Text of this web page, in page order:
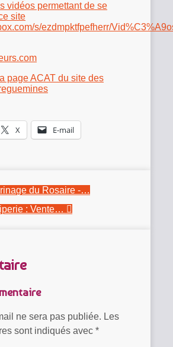
vidéos permettant de se
site
s/ezdmpktfpefherr/
la page ACAT du site des
X E-mail
du Rosaire -…
: Vente…
ne sera pas publiée. Les
sont indiqués avec *